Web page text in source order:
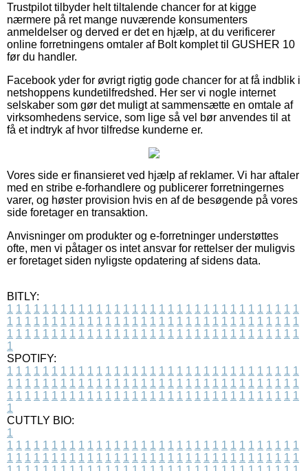
Trustpilot tilbyder helt tiltalende chancer for at kigge
nærmere på ret mange nuværende konsumenters
anmeldelser og derved er det en hjælp, at du verificerer
online forretningens omtaler af Bolt komplet til GUSHER 10
før du handler.
Facebook yder for øvrigt rigtig gode chancer for at få indblik i
netshoppens kundetilfredshed. Her ser vi nogle internet
selskaber som gør det muligt at sammensætte en omtale af
virksomhedens service, som lige så vel bør anvendes til at
få et indtryk af hvor tilfredse kunderne er.
Vores side er finansieret ved hjælp af reklamer. Vi har aftaler
med en stribe e-forhandlere og publicerer forretningernes
varer, og høster provision hvis en af de besøgende på vores
side foretager en transaktion.
Anvisninger om produkter og e-forretninger understøttes
ofte, men vi påtager os intet ansvar for rettelser der muligvis
er foretaget siden nyligste opdatering af sidens data.
BITLY:
1 1 1 1 1 1 1 1 1 1 1 1 1 1 1 1 1 1 1 1 1 1 1 1 1 1 1 1 1 1 1 1 1
1 1 1 1 1 1 1 1 1 1 1 1 1 1 1 1 1 1 1 1 1 1 1 1 1 1 1 1 1 1 1 1 1
1 1 1 1 1 1 1 1 1 1 1 1 1 1 1 1 1 1 1 1 1 1 1 1 1 1 1 1 1 1 1 1 1
1
SPOTIFY:
1 1 1 1 1 1 1 1 1 1 1 1 1 1 1 1 1 1 1 1 1 1 1 1 1 1 1 1 1 1 1 1 1
1 1 1 1 1 1 1 1 1 1 1 1 1 1 1 1 1 1 1 1 1 1 1 1 1 1 1 1 1 1 1 1 1
1 1 1 1 1 1 1 1 1 1 1 1 1 1 1 1 1 1 1 1 1 1 1 1 1 1 1 1 1 1 1 1 1
1
CUTTLY BIO:
1
1 1 1 1 1 1 1 1 1 1 1 1 1 1 1 1 1 1 1 1 1 1 1 1 1 1 1 1 1 1 1 1 1
1 1 1 1 1 1 1 1 1 1 1 1 1 1 1 1 1 1 1 1 1 1 1 1 1 1 1 1 1 1 1 1 1